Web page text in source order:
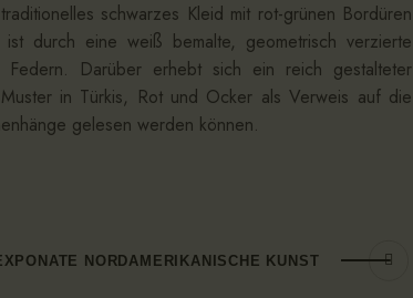
schwarzes Kleid mit rot-grünen Bordüren
durch eine weiß bemalte, geometrisch verzierte
Darüber erhebt sich ein reich gestalteter
in Türkis, Rot und Ocker als Verweis auf die
gelesen werden können.
NORDAMERIKANISCHE KUNST